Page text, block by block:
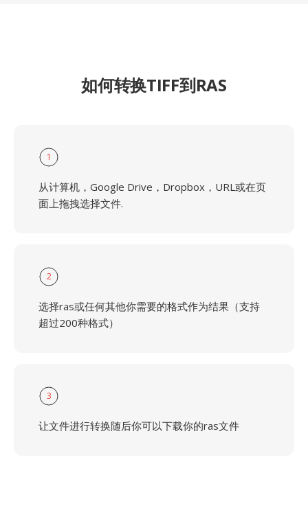
如何转换TIFF到RAS
1
从计算机，Google Drive，Dropbox，URL或在页
面上拖拽选择文件.
2
选择ras或任何其他你需要的格式作为结果（支持
超过200种格式）
3
让文件进行转换随后你可以下载你的ras文件